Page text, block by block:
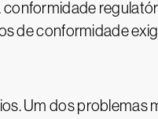
de conformidade
Um dos problemas